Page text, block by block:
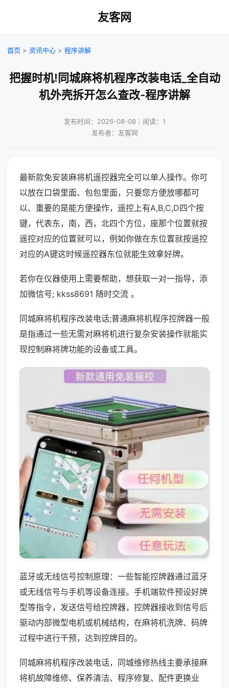
友客网
首页 > 资讯中心 > 程序讲解
把握时机!同城麻将机程序改装电话_全自动
机外壳拆开怎么查改-程序讲解
发布时间：2026-08-08｜阅读：1
发布者：友客网
最新款免安装麻将机遥控器完全可以单人操作。你可
以放在口袋里面、包包里面，只要您方便放哪都可
以、重要的是能方便操作，遥控上有A,B,C,D四个按
键，代表东，南，西，北四个方位，座那个位置就按
遥控对应的位置就可以，例如你做在东位置就按遥控
对应的A键这时候遥控器东位就能生效拿好牌。
若你在仪器使用上需要帮助，想获取一对一指导，添
加微信号; kkss8691 随时交流 。
同城麻将机程序改装电话;普通麻将机程序控牌器一般
是指通过一些无需对麻将机进行复杂安装操作就能实
现控制麻将牌功能的设备或工具。
蓝牙或无线信号控制原理：一些智能控牌器通过蓝牙
或无线信号与手机等设备连接。手机端软件预设好牌
型等指令，发送信号给控牌器，控牌器接收到信号后
驱动内部微型电机或机械结构，在麻将机洗牌、码牌
过程中进行干预，达到控牌目的。
同城麻将机程序改装电话，同城维修热线主要承接麻
将机故障维修、保养清洁、程序修复、配件更换业